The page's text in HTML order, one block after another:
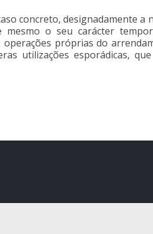
concreto, designadamente a
o seu carácter
próprias do
utilizações esporádicas,